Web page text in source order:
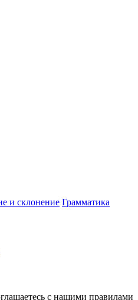
и склонение Грамматика
с нашими правилами